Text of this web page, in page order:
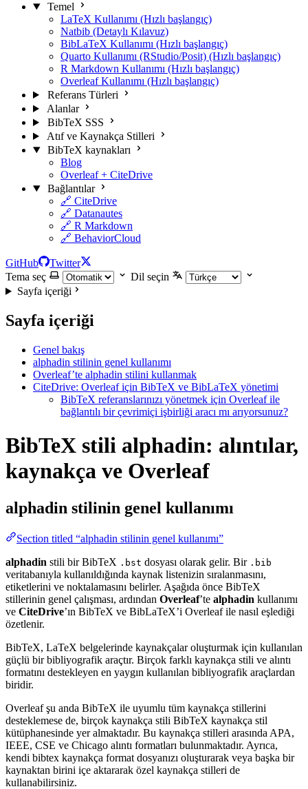
Temel
LaTeX Kullanımı (Hızlı başlangıç)
Natbib (Detaylı Kılavuz)
BibLaTeX Kullanımı (Hızlı başlangıç)
Quarto Kullanımı (RStudio/Posit) (Hızlı başlangıç)
R Markdown Kullanımı (Hızlı başlangıç)
Overleaf Kullanımı (Hızlı başlangıç)
Referans Türleri
Alanlar
BibTeX SSS
Atıf ve Kaynakça Stilleri
BibTeX kaynakları
Blog
Overleaf + CiteDrive
Bağlantılar
🔗 CiteDrive
🔗 Datanautes
🔗 R Markdown
🔗 BehaviorCloud
GitHub
Twitter
Tema seç
Dil seçin
Sayfa içeriği
Sayfa içeriği
Genel bakış
alphadin stilinin genel kullanımı
Overleaf’te alphadin stilini kullanmak
CiteDrive: Overleaf için BibTeX ve BibLaTeX yönetimi
BibTeX referanslarınızı yönetmek için Overleaf ile
bağlantılı bir çevrimiçi işbirliği aracı mı arıyorsunuz?
BibTeX stili alphadin: alıntılar,
kaynakça ve Overleaf
alphadin stilinin genel kullanımı
Section titled “alphadin stilinin genel kullanımı”
alphadin stili bir BibTeX .bst dosyası olarak gelir. Bir .bib
veritabanıyla kullanıldığında kaynak listenizin sıralanmasını,
etiketlerini ve noktalamasını belirler. Aşağıda önce BibTeX
stillerinin genel çalışması, ardından Overleaf’te alphadin kullanımı
ve CiteDrive’ın BibTeX ve BibLaTeX’i Overleaf ile nasıl eşlediği
özetlenir.
BibTeX, LaTeX belgelerinde kaynakçalar oluşturmak için kullanılan
güçlü bir bibliyografik araçtır. Birçok farklı kaynakça stili ve alıntı
formatını destekleyen en yaygın kullanılan bibliyografik araçlardan
biridir.
Overleaf şu anda BibTeX ile uyumlu tüm kaynakça stillerini
desteklemese de, birçok kaynakça stili BibTeX kaynakça stil
kütüphanesinde yer almaktadır. Bu kaynakça stilleri arasında APA,
IEEE, CSE ve Chicago alıntı formatları bulunmaktadır. Ayrıca,
kendi bibtex kaynakça format dosyanızı oluşturarak veya başka bir
kaynaktan birini içe aktararak özel kaynakça stilleri de
kullanabilirsiniz.